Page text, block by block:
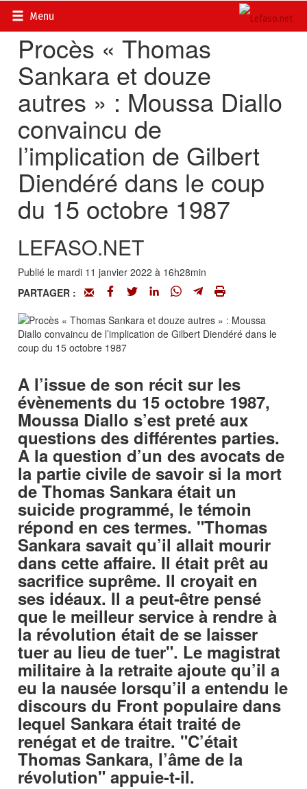
Menu
Accueil> Procès Thomas Sankara
Procès « Thomas
Sankara et douze
autres » : Moussa Diallo
convaincu de
l’implication de Gilbert
Diendéré dans le coup
du 15 octobre 1987
LEFASO.NET
Publié le mardi 11 janvier 2022 à 16h28min
PARTAGER :
A l’issue de son récit sur les
évènements du 15 octobre 1987,
Moussa Diallo s’est preté aux
questions des différentes parties.
A la question d’un des avocats de
la partie civile de savoir si la mort
de Thomas Sankara était un
suicide programmé, le témoin
répond en ces termes. "Thomas
Sankara savait qu’il allait mourir
dans cette affaire. Il était prêt au
sacrifice suprême. Il croyait en
ses idéaux. Il a peut-être pensé
que le meilleur service à rendre à
la révolution était de se laisser
tuer au lieu de tuer". Le magistrat
militaire à la retraite ajoute qu’il a
eu la nausée lorsqu’il a entendu le
discours du Front populaire dans
lequel Sankara était traité de
renégat et de traitre. "C’était
Thomas Sankara, l’âme de la
révolution" appuie-t-il.